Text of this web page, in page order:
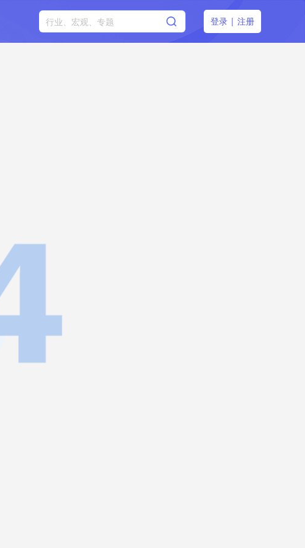
登录 | 注册